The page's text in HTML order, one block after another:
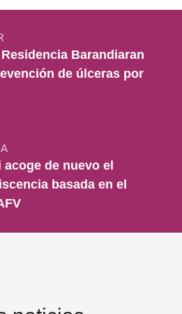
Barandiaran
de úlceras por
de nuevo el
basada en el